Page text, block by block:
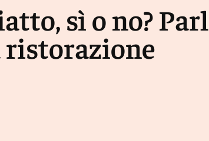
sì o no?
ristorazione